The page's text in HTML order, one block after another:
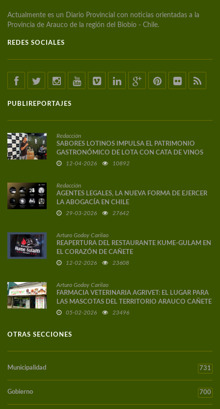
Actualmente es un Diario Provincial con noticias orientadas a la
Provincia de Arauco de la región del Biobío - Chile.
REDES SOCIALES
PUBLIREPORTAJES
Redacción
SABORES LOTINOS IMPULSA EL PATRIMONIO
GASTRONÓMICO DE LOTA CON CATA DE VINOS
DE AUTOR
12-04-2026 10892
Redacción
AGENTES LEGALES, LA NUEVA FORMA DE EJERCER
LA ABOGACÍA EN CHILE
29-03-2026 27642
Arturo Godoy Carilao
REAPERTURA DEL RESTAURANTE KUME-GULAM EN
EL CORAZÓN DE CAÑETE
12-02-2026 23608
Arturo Godoy Carilao
FARMACIA VETERINARIA AGRIVET: EL LUGAR PARA
LAS MASCOTAS DEL TERRITORIO ARAUCO CAÑETE
05-02-2026 23496
OTRAS SECCIONES
Municipalidad 731
Gobierno 700